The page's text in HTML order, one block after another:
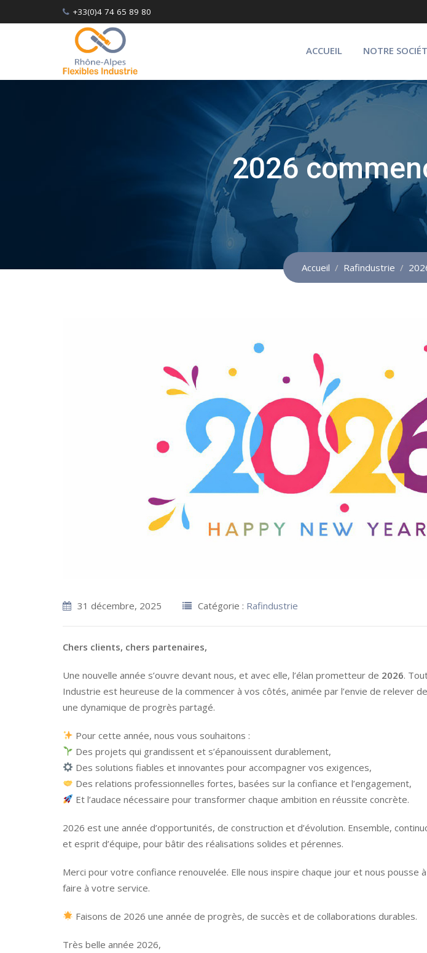
to
+33(0)4 74 65 89 80
ACCUEIL NOTRE
2026
Accueil Rafindustrie
31 décembre, 2025 Catégorie : Rafindustrie
Chers clients, chers partenaires,
Une nouvelle année s’ouvre devant nous, et avec elle, l’élan prometteur de 2026.
Industrie est heureuse de la commencer à vos côtés, animée par l’envie de relever
une dynamique de progrès partagé.
Pour cette année, nous vous souhaitons :
Des projets qui grandissent et s’épanouissent durablement,
Des solutions fiables et innovantes pour accompagner vos exigences,
Des relations professionnelles fortes, basées sur la confiance et l’engagement,
Et l’audace nécessaire pour transformer chaque ambition en réussite concrète.
2026 est une année d’opportunités, de construction et d’évolution. Ensemble,
et esprit d’équipe, pour bâtir des réalisations solides et pérennes.
Merci pour votre confiance renouvelée. Elle nous inspire chaque jour et nous pousse
faire à votre service.
Faisons de 2026 une année de progrès, de succès et de collaborations durables.
Très belle année 2026,